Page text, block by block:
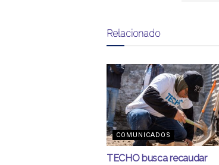
Relacionado
COMUNICADOS
TECHO busca recaudar